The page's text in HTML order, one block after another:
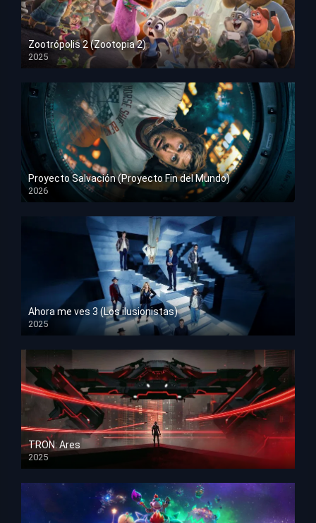
Zootrópolis 2 (Zootopia 2)
2025
HD 1080p
Proyecto Salvación (Proyecto Fin del Mundo)
2026
HD 1080p
Ahora me ves 3 (Los ilusionistas)
2025
HD 1080p
TRON: Ares
2025
HD 1080p